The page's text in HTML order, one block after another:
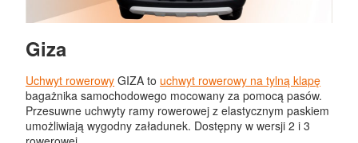
UCHWYTY ROWEROWE NA HAK
Giza
Uchwyt rowerowy GIZA to uchwyt rowerowy na tylną klapę
bagażnika samochodowego mocowany za pomocą pasów.
Przesuwne uchwyty ramy rowerowej z elastycznym paskiem
umożliwiają wygodny załadunek. Dostępny w wersji 2 i 3